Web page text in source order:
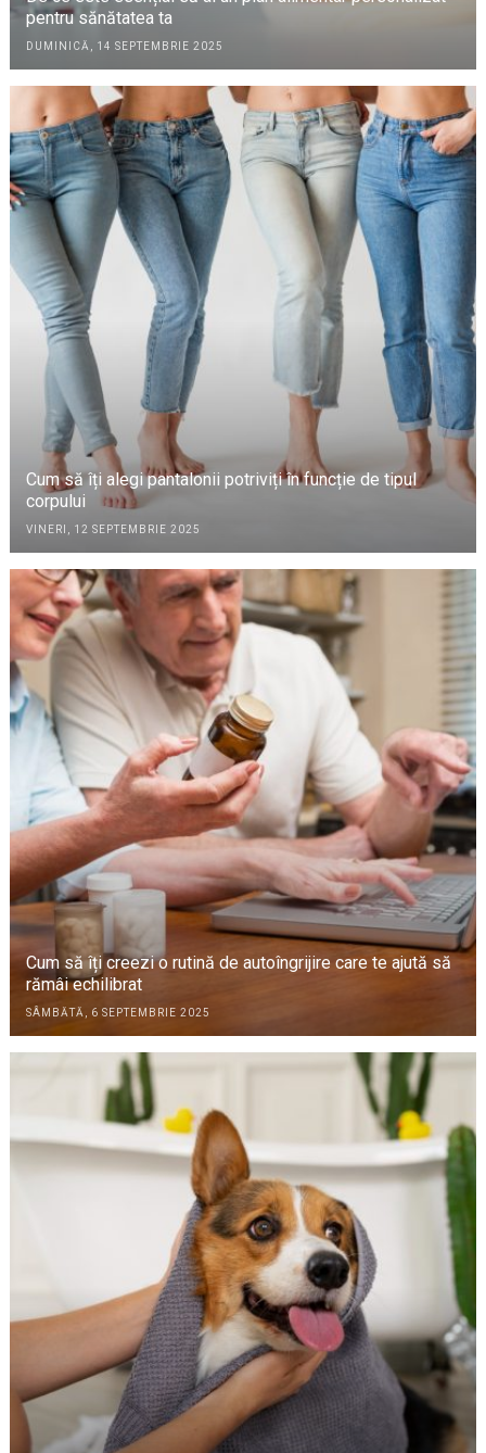
pentru sănătatea ta
DUMINICĂ, 14 SEPTEMBRIE 2025
Cum să îți alegi pantalonii potriviți în funcție de tipul
corpului
VINERI, 12 SEPTEMBRIE 2025
Cum să îți creezi o rutină de autoîngrijire care te ajută să
rămâi echilibrat
SÂMBĂTĂ, 6 SEPTEMBRIE 2025